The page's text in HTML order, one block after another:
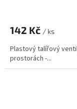
142 Kč / ks
Plastový talířový
prostorách -...